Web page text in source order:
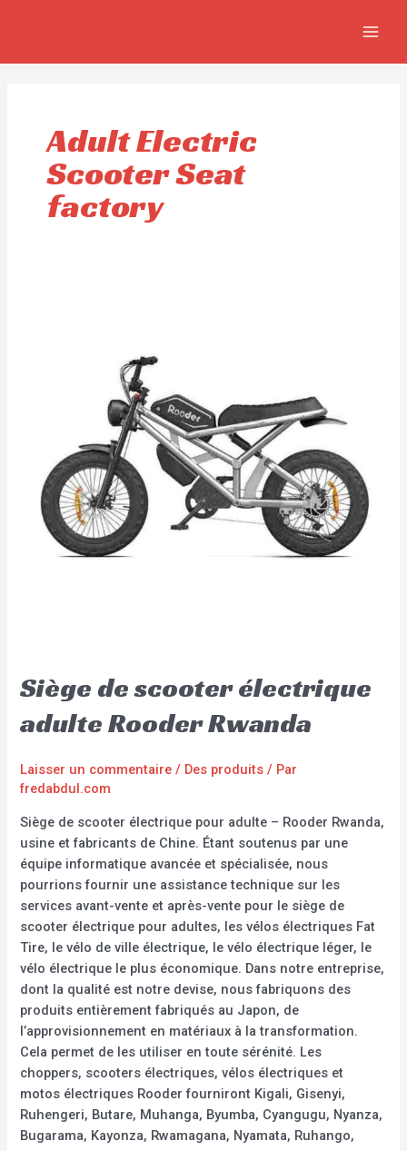
Adult Electric
Scooter Seat
factory
Siège de scooter électrique
adulte Rooder Rwanda
Laisser un commentaire / Des produits / Par
fredabdul.com
Siège de scooter électrique pour adulte – Rooder Rwanda,
usine et fabricants de Chine. Étant soutenus par une
équipe informatique avancée et spécialisée, nous
pourrions fournir une assistance technique sur les
services avant-vente et après-vente pour le siège de
scooter électrique pour adultes, les vélos électriques Fat
Tire, le vélo de ville électrique, le vélo électrique léger, le
vélo électrique le plus économique. Dans notre entreprise,
dont la qualité est notre devise, nous fabriquons des
produits entièrement fabriqués au Japon, de
l’approvisionnement en matériaux à la transformation.
Cela permet de les utiliser en toute sérénité. Les
choppers, scooters électriques, vélos électriques et
motos électriques Rooder fourniront Kigali, Gisenyi,
Ruhengeri, Butare, Muhanga, Byumba, Cyangugu, Nyanza,
Bugarama, Kayonza, Rwamagana, Nyamata, Ruhango,